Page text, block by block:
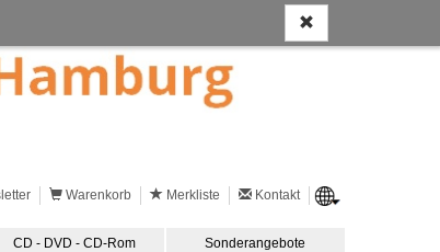
Warenkorb Merkliste Kontakt
CD - DVD - CD-Rom Sonderangebote